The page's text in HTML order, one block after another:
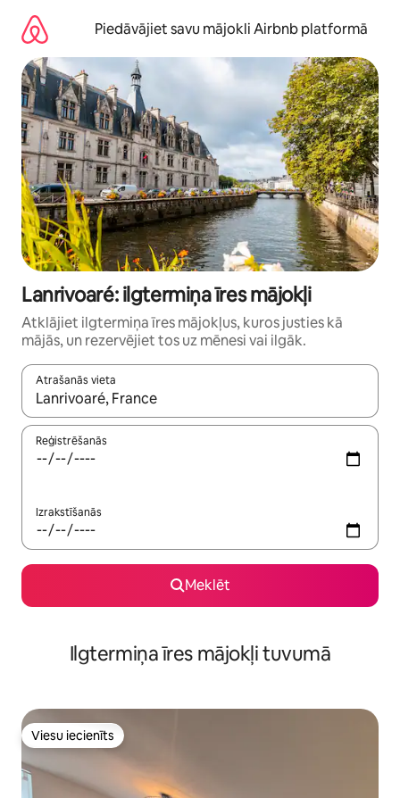
saturu
Piedāvājiet savu mājokli Airbnb platformā
Lanrivoaré: ilgtermiņa īres mājokļi
Atklājiet ilgtermiņa īres mājokļus, kuros justies kā
mājās, un rezervējiet tos uz mēnesi vai ilgāk.
Atrašanās vieta
Kad rezultāti kļūs pieejami, izmantojiet bultiņu uz augšu un
Reģistrēšanās
Izrakstīšanās
Meklēt
Ilgtermiņa īres mājokļi tuvumā
Viesu iecienīts
Viesu iecienīts